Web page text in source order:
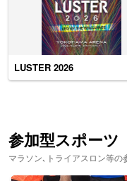
LUSTER 2026
参加型スポーツ
マラソン､トライアスロン等の